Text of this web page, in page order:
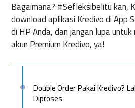
Bagaimana? #Sefleksibelitu kan,
download aplikasi Kredivo di App
di HP Anda, dan jangan lupa
akun Premium Kredivo, ya!
Double Order Pakai Kredivo?
Diproses